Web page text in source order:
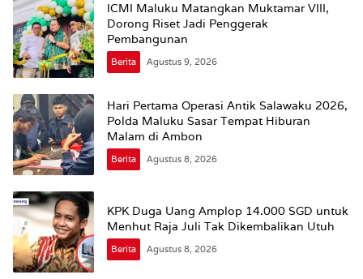
ICMI Maluku Matangkan Muktamar VIII,
Dorong Riset Jadi Penggerak
Pembangunan
Berita Agustus 9, 2026
Hari Pertama Operasi Antik Salawaku 2026,
Polda Maluku Sasar Tempat Hiburan
Malam di Ambon
Berita Agustus 8, 2026
KPK Duga Uang Amplop 14.000 SGD untuk
Menhut Raja Juli Tak Dikembalikan Utuh
Berita Agustus 8, 2026